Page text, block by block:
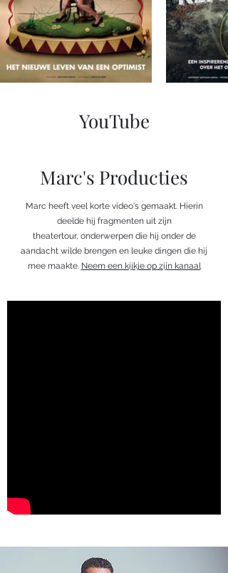
YouTube
Marc's Producties
Marc heeft veel korte video's gemaakt. Hierin
deelde hij fragmenten uit zijn
theatertour, onderwerpen die hij onder de
aandacht wilde brengen en leuke dingen die hij
mee maakte. Neem een kijkje op zijn kanaal